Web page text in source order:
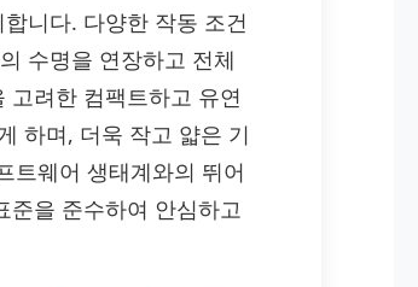
니다. 다양한 작동 조건
수명을 연장하고 전체
고려한 컴팩트하고 유연
하며, 더욱 작고 얇은 기
트웨어 생태계와의 뛰어
준을 준수하여 안심하고